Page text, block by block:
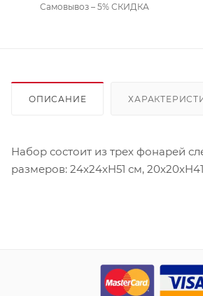
Самовывоз – 5% СКИДКА
ОПИСАНИЕ
Набор состоит из трех фонарей
размеров: 24x24xH51 см,